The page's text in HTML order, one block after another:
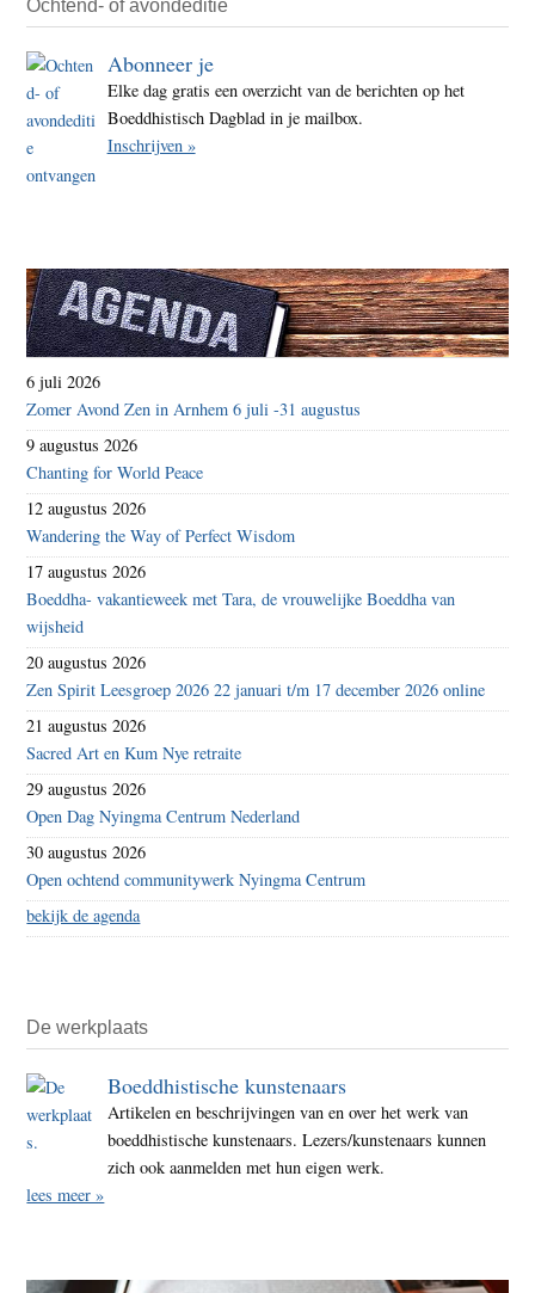
laat
Ochtend- of avondeditie
Abonneer je
Elke dag gratis een overzicht van de berichten op het
Boeddhistisch Dagblad in je mailbox.
Inschrijven »
6 juli 2026
Zomer Avond Zen in Arnhem 6 juli -31 augustus
9 augustus 2026
Chanting for World Peace
12 augustus 2026
Wandering the Way of Perfect Wisdom
17 augustus 2026
Boeddha- vakantieweek met Tara, de vrouwelijke Boeddha van
wijsheid
20 augustus 2026
Zen Spirit Leesgroep 2026 22 januari t/m 17 december 2026 online
21 augustus 2026
Sacred Art en Kum Nye retraite
29 augustus 2026
Open Dag Nyingma Centrum Nederland
30 augustus 2026
Open ochtend communitywerk Nyingma Centrum
bekijk de agenda
De werkplaats
Boeddhistische kunstenaars
Artikelen en beschrijvingen van en over het werk van
boeddhistische kunstenaars. Lezers/kunstenaars kunnen
zich ook aanmelden met hun eigen werk.
lees meer »